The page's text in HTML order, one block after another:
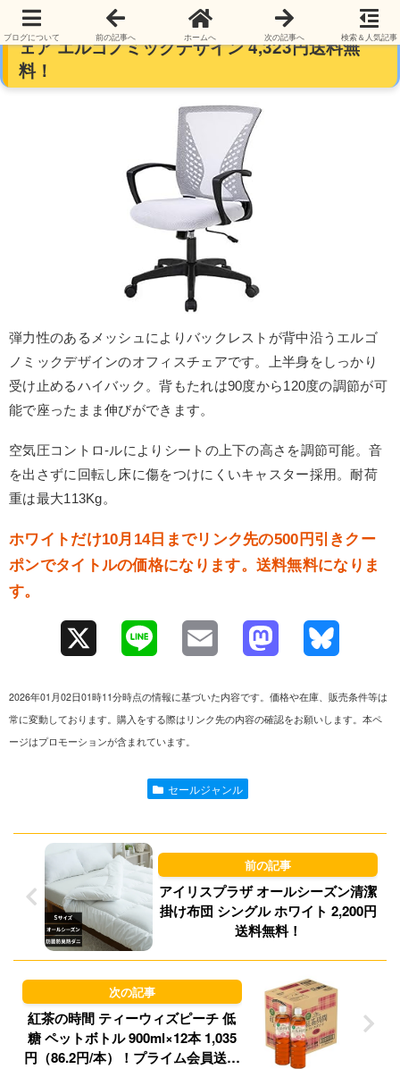
FDW（Factory Direct Wholesale) オフィスチ
ェア エルゴノミックデザイン 4,323円送料無
料！
弾力性のあるメッシュによりバックレストが背中沿うエルゴ
ノミックデザインのオフィスチェアです。上半身をしっかり
受け止めるハイバック。背もたれは90度から120度の調節が可
能で座ったまま伸びができます。
空気圧コントロ-ルによりシートの上下の高さを調節可能。音
を出さずに回転し床に傷をつけにくいキャスター採用。耐荷
重は最大113Kg。
ホワイトだけ10月14日までリンク先の500円引きクー
ポンでタイトルの価格になります。送料無料になりま
す。
e
l
o
n
y
2026年01月02日01時11分時点の情報に基づいた内容です。価格や在庫、販売条件等は
常に変動しております。購入をする際はリンク先の内容の確認をお願いします。本ペ
ージはプロモーションが含まれています。
セールジャンル
アイリスプラザ オールシーズン清潔
掛け布団 シングル ホワイト 2,200円
送料無料！
紅茶の時間 ティーウィズピーチ 低
糖 ペットボトル 900ml×12本 1,035
円（86.2円/本）！プライム会員送料
ブログについて 前の記事へ ホームへ 次の記事へ 検索＆人気記事